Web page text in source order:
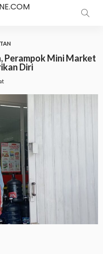
Perampok Mini Market
Diri